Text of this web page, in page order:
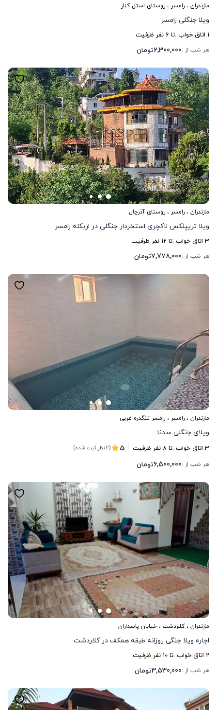
مازندران ، رامسر ، روستای استل کنار
ویلا جنگلی رامسر
1 اتاق خواب .تا 6نفر ظرفیت
هر شب از :2,300,000تومان
مازندران ، رامسر ، روستای آذرچال
ویلا تریپلکس لاکچری استخردار جنگلی در اربکله رامسر
3 اتاق خواب .تا 12 نفر ظرفیت
هر شب از :7,778,000تومان
مازندران ، رامسر ، رامسر تنگدره غربی
ویلای جنگلی سدنا
3 اتاق خواب .تا8نفر ظرفیت 5 (2 نظر ثبت شده)
هر شب از :6,500,000تومان
مازندران ،کلاردشت ، خیابان پاسداران
اجاره ویلا جنگی روزانه طبقه همکف در کلاردشت
2 اتاق خواب .تا10 نفر ظرفیت
هر شب از :3,530,000تومان